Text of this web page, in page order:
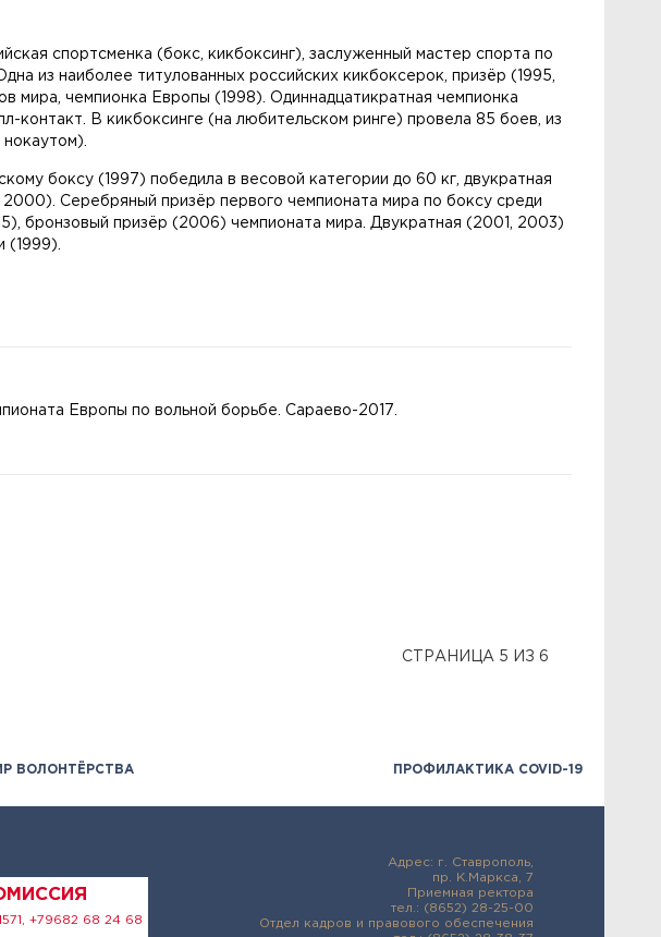
спортсменка (бокс, кикбоксинг), заслуженный мастер спорта по
из наиболее титулованных российских кикбоксерок, призёр (1995,
мира, чемпионка Европы (1998). Одиннадцатикратная чемпионка
контакт. В кикбоксинге (на любительском ринге) провела 85 боев, из
боксу (1997) победила в весовой категории до 60 кг, двукратная
Серебряный призёр первого чемпионата мира по боксу среди
бронзовый призёр (2006) чемпионата мира. Двукратная (2001, 2003)
(1999).
Европы по вольной борьбе. Сараево-2017.
СТРАНИЦА 5 ИЗ 6
ВОЛОНТЁРСТВА ПРОФИЛАКТИКА COVID-19
+79682 68 24 68
Адрес: г. Ставрополь,
пр. К.Маркса, 7
Приемная ректора
тел.: (8652) 28-25-00
Отдел кадров и правового обеспечения